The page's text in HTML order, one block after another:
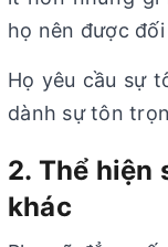
họ nên được
Họ yêu cầu sự
dành sự tôn
2. Thể hiện
khác